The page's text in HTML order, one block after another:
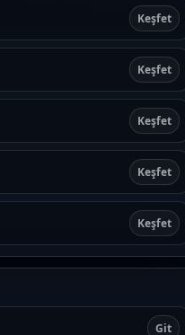
Keşfet
Keşfet
Keşfet
Keşfet
Keşfet
Git